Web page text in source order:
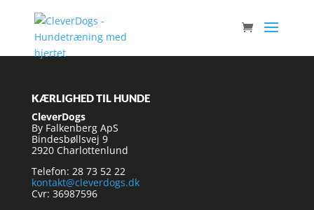
KÆRLIGHED TIL HUNDE
CleverDogs
By Falkenberg ApS
Bindesbøllsvej 9
2920 Charlottenlund
Telefon: 28 73 52 22
kontakt@cleverdogs.dk
Cvr: 36987596